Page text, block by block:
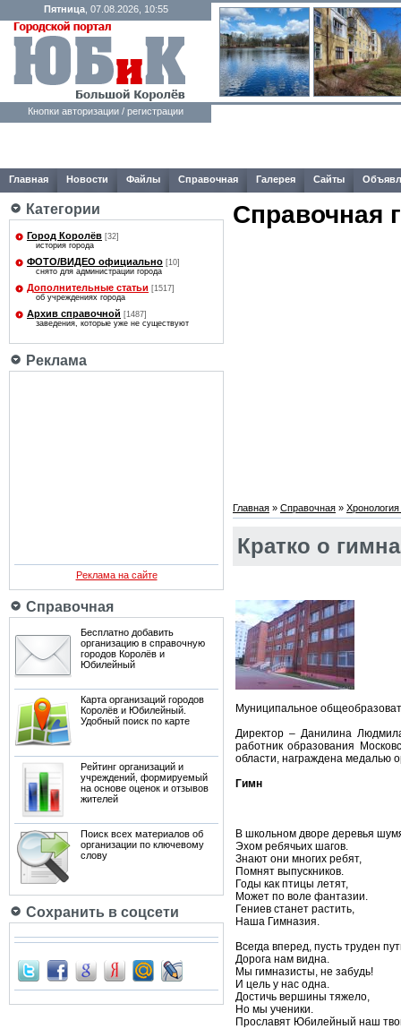
Пятница, 07.08.2026, 10:55
Кнопки авторизации / регистрации
Главная Новости Файлы Справочная Галерея Сайты
Категории
Город Королёв [32]
история города
ФОТО/ВИДЕО официально [10]
снято для администрации города
Дополнительные статьи [1517]
об учреждениях города
Архив справочной [1487]
заведения, которые уже не существуют
Реклама
Реклама на сайте
Справочная
Бесплатно добавить
организацию в справочную
городов Королёв и
Юбилейный
Карта организаций городов
Королёв и Юбилейный.
Удобный поиск по карте
Рейтинг организаций и
учреждений, формируемый
на основе оценок и отзывов
жителей
Поиск всех материалов об
организации по ключевому
слову
Сохранить в соцсети
Справочная
Главная » Справочная »
Кратко о
Муниципальное
Директор – Данилина
работник образования
области, награждена медалью
Гимн
В школьном дворе деревья
Эхом ребячьих шагов.
Знают они многих ребят,
Помнят выпускников.
Годы как птицы летят,
Может по воле фантазии.
Гениев станет растить,
Наша Гимназия.
Всегда вперед, пусть труден
Дорога нам видна.
Мы гимназисты, не забудь!
И цель у нас одна.
Достичь вершины тяжело,
Но мы ученики.
Прославят Юбилейный наш